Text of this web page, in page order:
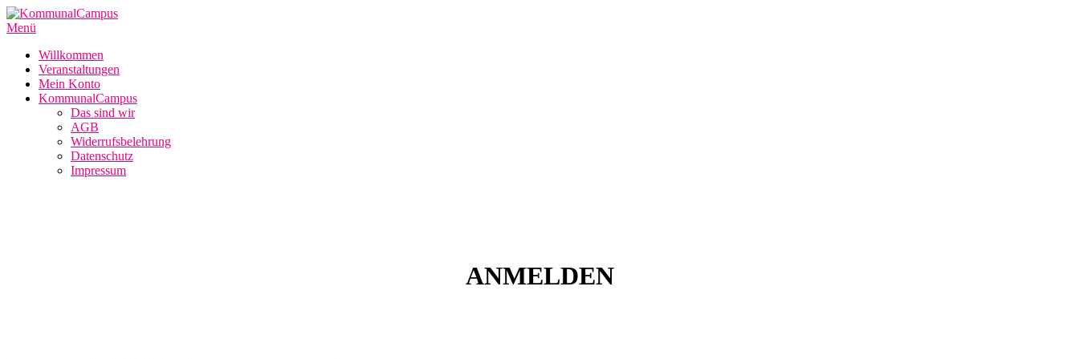
Zum
Inhalt
Menü
Willkommen
Veranstaltungen
Mein Konto
KommunalCampus
Das sind wir
AGB
Widerrufsbelehrung
Datenschutz
Impressum
ANMELDEN